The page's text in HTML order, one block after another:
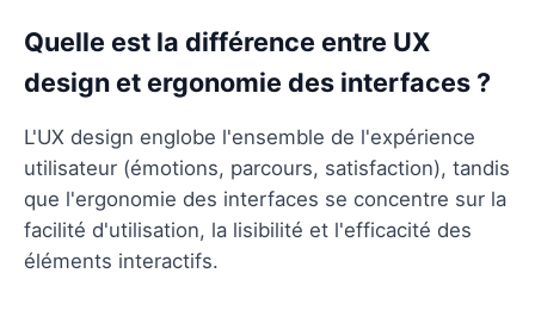
Quelle est la différence entre UX
design et ergonomie des interfaces ?
L'UX design englobe l'ensemble de l'expérience
utilisateur (émotions, parcours, satisfaction), tandis
que l'ergonomie des interfaces se concentre sur la
facilité d'utilisation, la lisibilité et l'efficacité des
éléments interactifs.